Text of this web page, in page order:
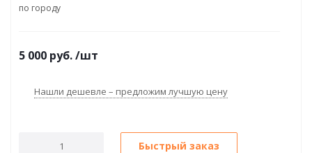
по городу
5 000 руб./шт
Нашли дешевле – предложим лучшую цену
Быстрый заказ